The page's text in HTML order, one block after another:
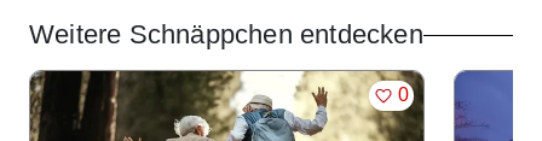
Weitere Schnäppchen entdecken
Angebote im Slider
MERKEN
0